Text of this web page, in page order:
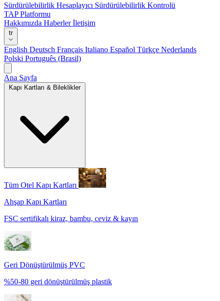
Sürdürülebilirlik Hesaplayıcı Sürdürülebilirlik Kontrolü
TAP Platformu
Hakkımızda Haberlerİletişim
tr
English Deutsch Français Italiano Español Türkçe Nederlands
Polski Português (Brasil)
Ana Sayfa
Kapı Kartları & Bileklikler
Tüm Otel Kapı Kartları
Ahşap Kapı Kartları
FSC sertifikalı kiraz, bambu, ceviz & kayın
Geri Dönüştürülmüş PVC
%50-80 geri dönüştürülmüş plastik